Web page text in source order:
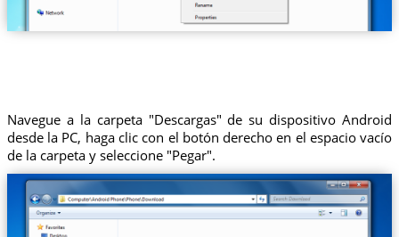
Navegue a la carpeta "Descargas" de su dispositivo Android
desde la PC, haga clic con el botón derecho en el espacio vacío
de la carpeta y seleccione "Pegar".